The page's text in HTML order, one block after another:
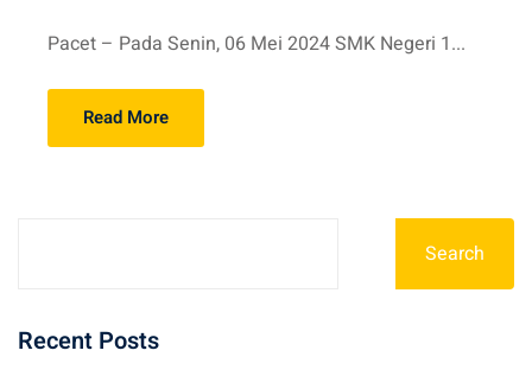
Pacet – Pada Senin, 06 Mei 2024 SMK Negeri 1...
Read More
Search
Recent Posts